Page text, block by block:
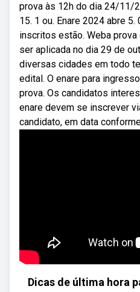
prova às 12h do dia 24/11/
15. 1 ou. Enare 2024 abre
inscritos estão. Weba
ser aplicada no dia 29 de
diversas cidades em todo
edital. O enare para
prova. Os candidatos
enare devem se inscrever
candidato, em data
Dicas de última hora